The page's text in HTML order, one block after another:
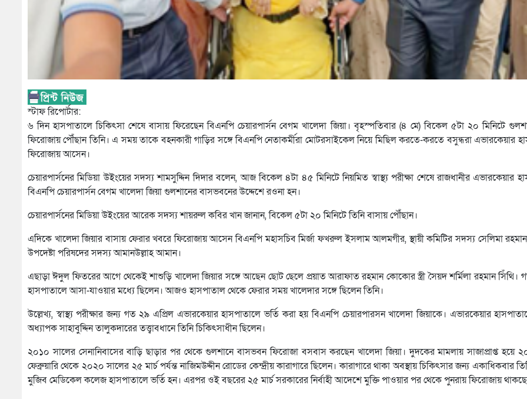
স্টাফ রিপোর্টার:
৬ দিন হাসপাতালে চিকিৎসা শেষে বাসায় ফিরেছেন বিএনপি চেয়ারপার্সন বেগম খালেদা জিয়া। বৃহস্পতিবার (৪ মে) বিকেল ৫টা ২০ মিনিটে
ফিরোজায় পৌঁছান তিনি। এ সময় তাকে বহনকারী গাড়ির সঙ্গে বিএনপি নেতাকর্মীরা মোটরসাইকেল নিয়ে মিছিল করতে-করতে বসুন্ধরা এভারকেয়ার
ফিরোজায় আসেন।
চেয়ারপার্সনের মিডিয়া উইংয়ের সদস্য শামসুদ্দিন দিদার বলেন, আজ বিকেল ৪টা ৪৫ মিনিটে নিয়মিত স্বাস্থ্য পরীক্ষা শেষে রাজধানীর এভারকেয়ার
বিএনপি চেয়ারপার্সন বেগম খালেদা জিয়া গুলশানের বাসভবনের উদ্দেশে রওনা হন।
চেয়ারপার্সনের মিডিয়া উইংয়ের আরেক সদস্য শায়রুল কবির খান জানান, বিকেল ৫টা ২০ মিনিটে তিনি বাসায় পৌঁছান।
এদিকে খালেদা জিয়ার বাসায় ফেরার খবরে ফিরোজায় আসেন বিএনপি মহাসচিব মির্জা ফখরুল ইসলাম আলমগীর, স্থায়ী কমিটির সদস্য সেলিমা
উপদেষ্টা পরিষদের সদস্য আমানউল্লাহ আমান।
এছাড়া ঈদুল ফিতরের আগে থেকেই শাশুড়ি খালেদা জিয়ার সঙ্গে আছেন ছোট ছেলে প্রয়াত আরাফাত রহমান কোকোর স্ত্রী সৈয়দ শর্মিলা রহমান সিঁথি।
হাসপাতালে আসা-যাওয়ার মধ্যে ছিলেন। আজও হাসপাতাল থেকে ফেরার সময় খালেদার সঙ্গে ছিলেন তিনি।
উল্লেখ্য, স্বাস্থ্য পরীক্ষার জন্য গত ২৯ এপ্রিল এভারকেয়ার হাসপাতালে ভর্তি করা হয় বিএনপি চেয়ারপারসন খালেদা জিয়াকে। এভারকেয়ার
অধ্যাপক সাহাবুদ্দিন তালুকদারের তত্ত্বাবধানে তিনি চিকিৎসাধীন ছিলেন।
২০১০ সালের সেনানিবাসের বাড়ি ছাড়ার পর থেকে গুলশানে বাসভবন ফিরোজা বসবাস করছেন খালেদা জিয়া। দুদকের মামলায় সাজাপ্রাপ্ত হয়ে
ফেব্রুয়ারি থেকে ২০২০ সালের ২৫ মার্চ পর্যন্ত নাজিমউদ্দীন রোডের কেন্দ্রীয় কারাগারে ছিলেন। কারাগারে থাকা অবস্থায় চিকিৎসার জন্য একাধিকবার
মুজিব মেডিকেল কলেজ হাসপাতালে ভর্তি হন। এরপর ওই বছরের ২৫ মার্চ সরকারের নির্বাহী আদেশে মুক্তি পাওয়ার পর থেকে পুনরায় ফিরোজায়